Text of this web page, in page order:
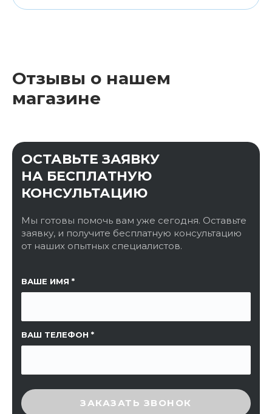
Отзывы о нашем
магазине
ОСТАВЬТЕ ЗАЯВКУ
НА БЕСПЛАТНУЮ
КОНСУЛЬТАЦИЮ
Мы готовы помочь вам уже сегодня. Оставьте
заявку, и получите бесплатную консультацию
от наших опытных специалистов.
ВАШЕ ИМЯ
ВАШ ТЕЛЕФОН
ССЫЛКА НА СТРАНИЦУ
ВВЕДИТЕ ПРОВЕРОЧНЫЙ КОД
ЗАКАЗАТЬ ЗВОНОК